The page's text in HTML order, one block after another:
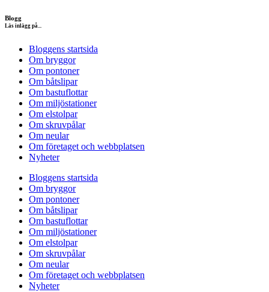
Blogg
Läs inlägg på...
Bloggens startsida
Om bryggor
Om pontoner
Om båtslipar
Om bastuflottar
Om miljöstationer
Om elstolpar
Om skruvpålar
Om neular
Om företaget och webbplatsen
Nyheter
Bloggens startsida
Om bryggor
Om pontoner
Om båtslipar
Om bastuflottar
Om miljöstationer
Om elstolpar
Om skruvpålar
Om neular
Om företaget och webbplatsen
Nyheter